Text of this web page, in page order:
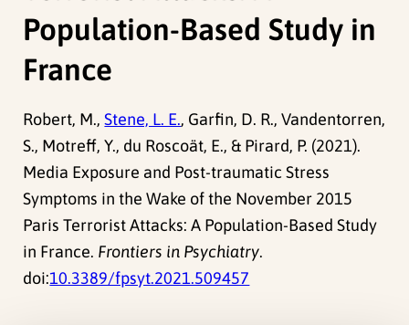
Population-Based Study in
France
Robert, M.,Stene, L. E., Garfin, D. R., Vandentorren,
S., Motreff, Y., du Roscoät, E., & Pirard, P. (2021).
Media Exposure and Post-traumatic Stress
Symptoms in the Wake of the November 2015
Paris Terrorist Attacks: A Population-Based Study
in France. Frontiers in Psychiatry.
doi:10.3389/fpsyt.2021.509457